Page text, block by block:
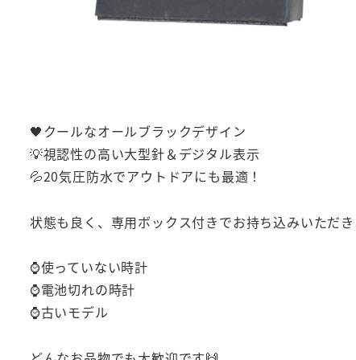
🖤クールなオールブラックデザイン
💡視認性の高い大型針＆デジタル表示
💦20気圧防水でアウトドアにも最適！
状態も良く、専用ボックス付きでお持ち込みいただ
⌚使っていない時計
⌚電池切れの時計
⌚古いモデル